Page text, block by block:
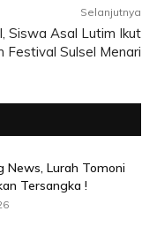
Selanjutnya
Siswa Asal Lutim Ikut
Festival Sulsel Menari
News, Lurah Tomoni
Tersangka !